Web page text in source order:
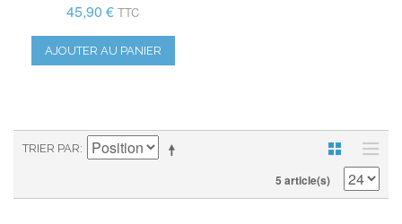
45,90 € TTC
AJOUTER AU PANIER
TRIER PAR
5 article(s)